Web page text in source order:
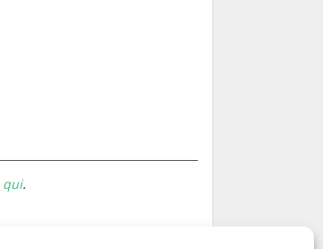
qui.